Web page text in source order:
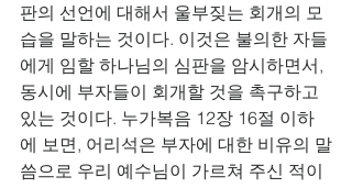
판의 선언에 대해서 울부짖는 회개의 모
습을 말하는 것이다. 이것은 불의한 자들
에게 임할 하나님의 심판을 암시하면서,
동시에 부자들이 회개할 것을 촉구하고
있는 것이다. 누가복음 12장 16절 이하
에 보면, 어리석은 부자에 대한 비유의 말
씀으로 우리 예수님이 가르쳐 주신 적이